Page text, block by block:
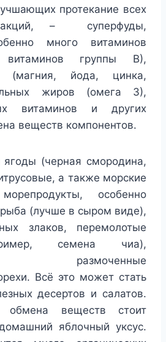
протекание всех
– суперфуды,
много витаминов
группы В),
(магния, йода, цинка,
жиров (омега 3),
витаминов и других
веществ компонентов.
ягоды (черная смородина,
а также морские
особенно
(лучше в сыром виде),
злаков, перемолотые
семена чиа),
размоченные
Всё это может стать
десертов и салатов.
обмена веществ стоит
яблочный уксус.